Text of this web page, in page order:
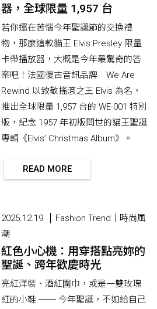
器，全球限量 1,957 台
若你還在苦惱今年聖誕節的交換禮
物，那麼這款貓王 Elvis Presley 限量
卡帶播放器，大概是今年最驚奇的答
案吧！法國復古音訊品牌 We Are
Rewind 以致敬搖滾之王 Elvis 為名，
推出全球限量 1,957 台的 WE-001 特別
版，紀念 1957 年初版問世的貓王聖誕
專輯《Elvis’ Christmas Album》。
READ MORE
2025.12.19
Fashion Trend｜時尚風
潮
紅色小心機：用穿搭點亮妳的
聖誕、跨年歡慶時光
亮紅洋裝、酒紅圍巾，或是一雙玫瑰
紅的小鞋 ── 今年聖誕，不如給自己